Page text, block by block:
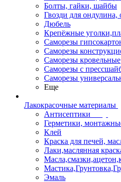
Болты, гайки, шайбы
Гвозди для
Дюбель
Крепёжные
Саморезы
Саморезы
Саморезы кровельные
Саморезы с
Саморезы
Еще
Лакокрасочные материалы
Антисептики
Герметики,
Клей
Краска для печей,
Лаки,маслянная
Эмаль